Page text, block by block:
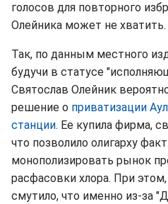
голосов для повторного
Олейника может не хватить.
Так, по данным местного
будучи в статусе
Святослав Олейник
решение о приватизации
станции. Ее купила фирма,
что позволило олигарху
монополизировать рынок
расфасовки хлора. При
смутило, что именно из-за